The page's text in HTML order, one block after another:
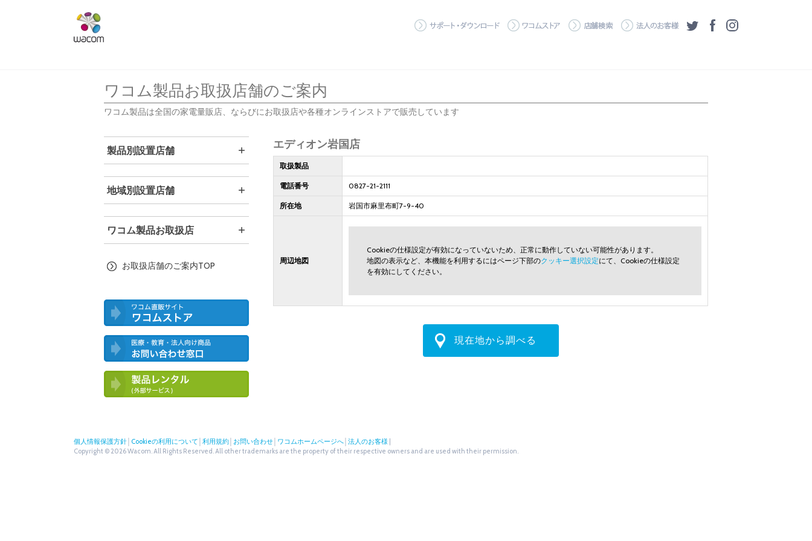
サポート・ダウンロード
ワコムストア 店舗検索 法人のお客様
ツイッターフェイスブック
ワコム製品お取扱店舗のご案内
ワコム製品は全国の家電量販店、ならびにお取扱店や各種オンラインストアで販売しています
エディオン岩国店
取扱製品
電話番号 0827-21-2111
所在地 岩国市麻里布町7-9-40
周辺地図
Cookieの仕様設定が有効になっていないため、正常に動作していない可能性があります。
地図の表示など、本機能を利用するにはページ下部のクッキー選択設定にて、Cookieの仕様設定
を有効にしてください。
現在地から調べる
製品別設置店舗
地域別設置店舗
ワコム製品お取扱店
お取扱店舗のご案内TOP
わせ窓口
個人情報保護方針 Cookieの利用について 利用規約 お問い合わせ ワコムホームページへ 法人のお客様
Copyright © 2026 Wacom. All Rights Reserved. All other trademarks are the property of their respective owners and are used with their permission.